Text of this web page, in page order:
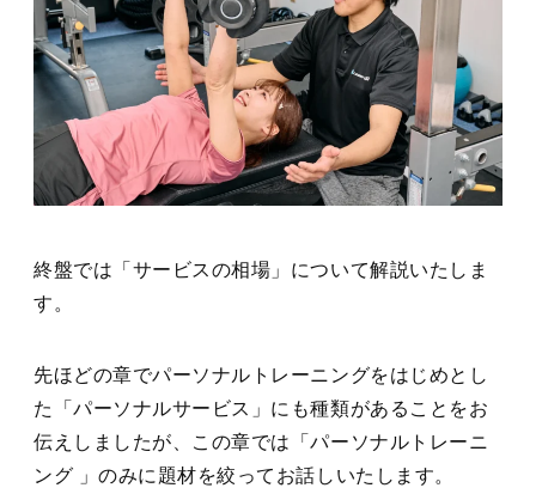
終盤では「サービスの相場」について解説いたしま
す。
先ほどの章でパーソナルトレーニングをはじめとし
た「パーソナルサービス」にも種類があることをお
伝えしましたが、この章では「パーソナルトレーニ
ング 」のみに題材を絞ってお話しいたします。